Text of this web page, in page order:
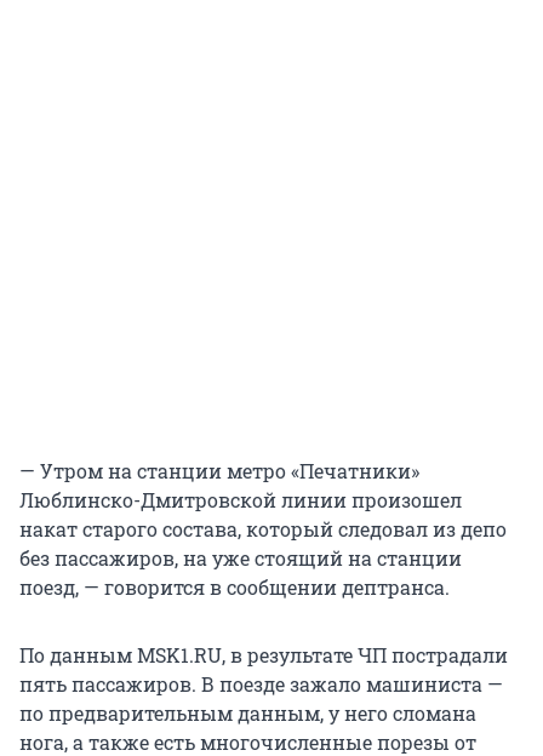
— Утром на станции метро «Печатники»
Люблинско-Дмитровской линии произошел
накат старого состава, который следовал из депо
без пассажиров, на уже стоящий на станции
поезд, — говорится в сообщении дептранса.
По данным MSK1.RU, в результате ЧП пострадали
пять пассажиров. В поезде зажало машиниста —
по предварительным данным, у него сломана
нога, а также есть многочисленные порезы от